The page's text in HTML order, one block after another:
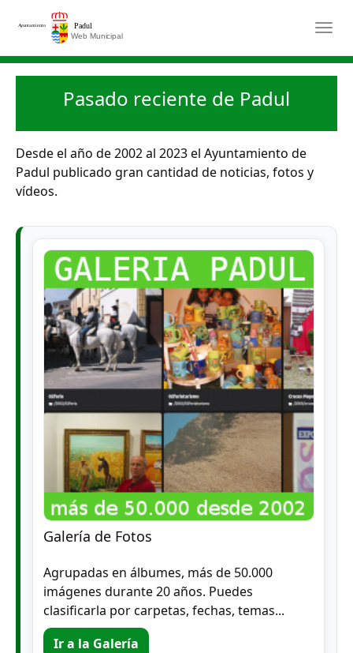
Saltar al contenido principal
Pasado reciente de Padul
Desde el año de 2002 al 2023 el Ayuntamiento de
Padul publicado gran cantidad de noticias, fotos y
vídeos.
Galería de Fotos
Agrupadas en álbumes, más de 50.000
imágenes durante 20 años. Puedes
clasificarla por carpetas, fechas, temas...
Ir a la Galería